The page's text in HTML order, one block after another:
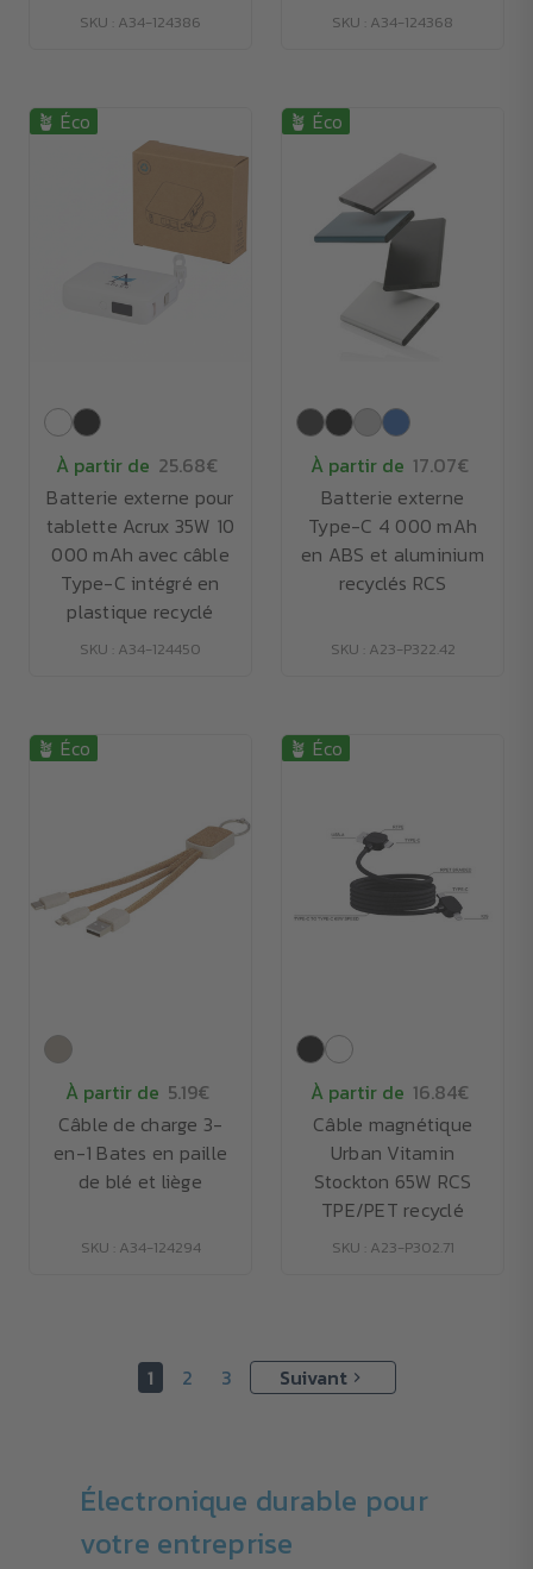
SKU : A34-124386 SKU : A34-124368
🪴 Éco
À partir de 25.68€
Batterie externe pour
tablette Acrux 35W 10
000 mAh avec câble
Type-C intégré en
plastique recyclé
SKU : A34-124450
🪴 Éco
À partir de 17.07€
Batterie externe
Type-C 4 000 mAh
en ABS et aluminium
recyclés RCS
SKU : A23-P322.42
🪴 Éco
À partir de 5.19€
Câble de charge 3-
en-1 Bates en paille
de blé et liège
SKU : A34-124294
🪴 Éco
À partir de 16.84€
Câble magnétique
Urban Vitamin
Stockton 65W RCS
TPE/PET recyclé
SKU : A23-P302.71
1 2 3 Suivant
Électronique durable pour
votre entreprise